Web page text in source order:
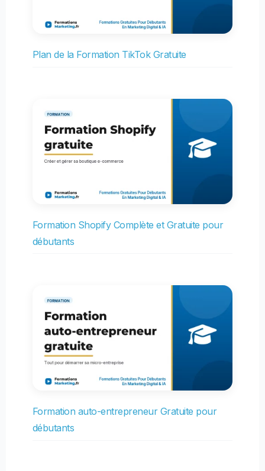
Plan de la Formation TikTok Gratuite
Formation Shopify Complète et Gratuite pour
débutants
Formation auto-entrepreneur Gratuite pour
débutants